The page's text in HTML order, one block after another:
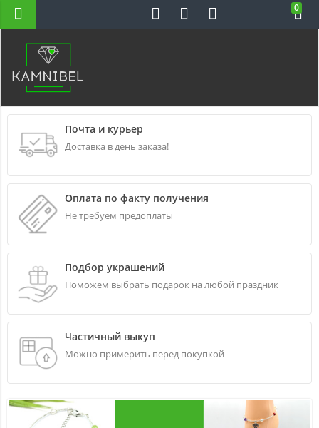
ВС 10-22
0
Почта и курьер
Доставка в день заказа!
Оплата по факту получения
Не требуем предоплаты
Подбор украшений
Поможем выбрать подарок на любой праздник
Частичный выкуп
Можно примерить перед покупкой